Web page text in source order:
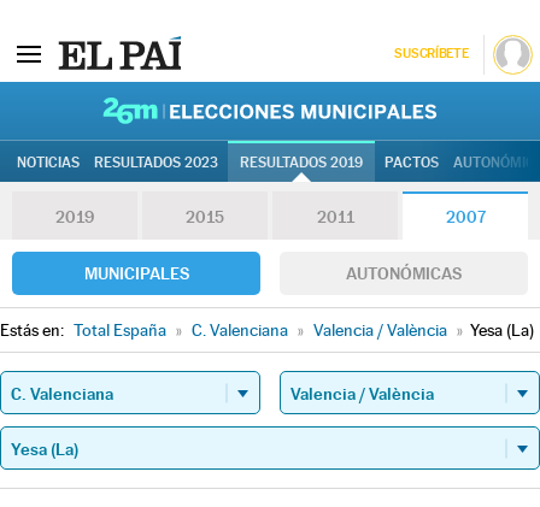
SUSCRÍBETE
NOTICIAS RESULTADOS 2023 RESULTADOS 2019 PACTOS
2019 2015 2011 2007
MUNICIPALES AUTONÓMICAS
Estás en: Total España » C. Valenciana » Valencia / València » Yesa (La)